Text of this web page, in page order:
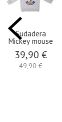
Sudadera
Mickey mouse
39,90 €
49,90 €